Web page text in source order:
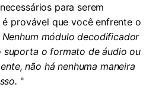
para serem
provável que você enfrente o
módulo decodificador
suporta o formato de áudio ou
não há nenhuma maneira
"